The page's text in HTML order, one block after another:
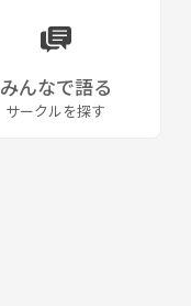
みんなで語る
サークルを探す